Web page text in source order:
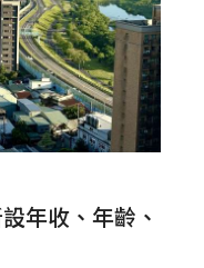
年收、年齡、